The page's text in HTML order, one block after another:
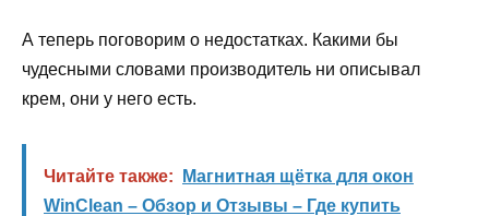
А теперь поговорим о недостатках. Какими бы
чудесными словами производитель ни описывал
крем, они у него есть.
Читайте также:
Магнитная щётка для окон
WinClean – Обзор и Отзывы – Где купить